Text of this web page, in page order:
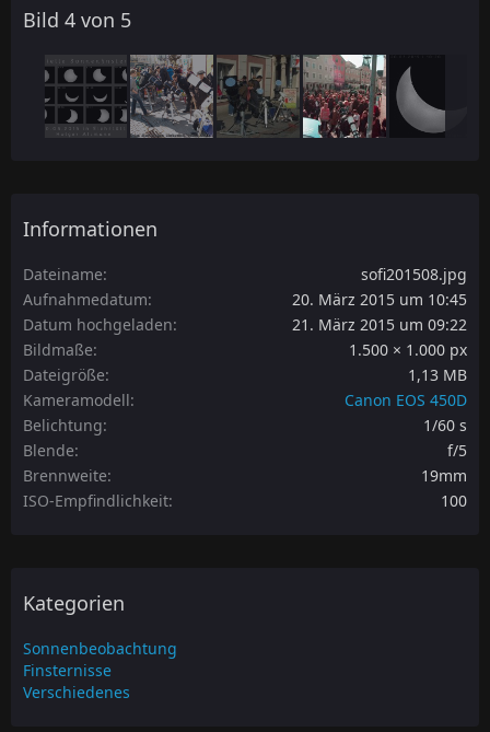
Bild 4 von 5
Informationen
Dateiname
sofi201508.jpg
Aufnahmedatum
20. März 2015 um 10:45
Datum hochgeladen
21. März 2015 um 09:22
Bildmaße
1.500 × 1.000 px
Dateigröße
1,13 MB
Kameramodell
Canon EOS 450D
Belichtung
1/60 s
Blende
f/5
Brennweite
19mm
ISO-Empfindlichkeit
100
Kategorien
Sonnenbeobachtung
Finsternisse
Verschiedenes